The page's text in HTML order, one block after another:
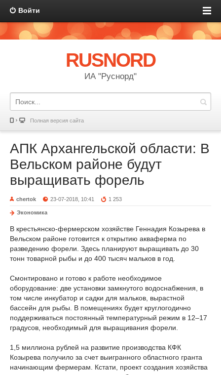
Войти
RUSNORD
ИА "Руснорд"
Полная версия сайта
АПК Архангельской области: В
Вельском районе будут
выращивать форель
chertok 23-07-2018, 10:41 1 253
Экономика
В крестьянско-фермерском хозяйстве Геннадия Козырева в
Вельском районе готовится к открытию акваферма по
разведению форели. Здесь планируют выращивать до 30
тонн товарной рыбы и до 400 тысяч мальков в год.
Смонтировано и готово к работе необходимое
оборудование: две установки замкнутого водоснабжения, в
том числе инкубатор и садки для мальков, вырастной
бассейн для рыбы. В помещениях будет круглогодично
поддерживаться постоянный температурный режим в 12–17
градусов, необходимый для выращивания форели.
1,5 миллиона рублей на развитие производства КФК
Козырева получило за счет выигранного областного гранта
начинающим фермерам. Кстати, проект создания хозяйства